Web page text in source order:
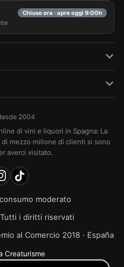
Chiuso ora · apre oggi 9:00h
2004
di vini e liquori in Spagna: La
di mezzo milione di clienti si sono
averci visitato.
moderato
i diritti riservati
al Comercio 2018 · España
Creaturisme
di utilizzare nella